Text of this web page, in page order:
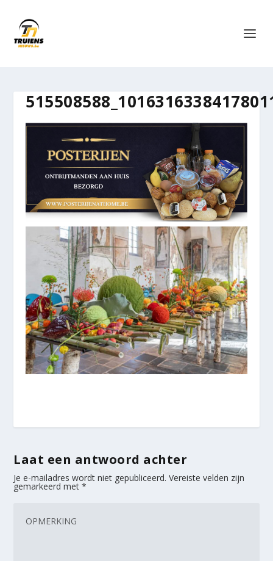
Laat een antwoord achter
Je e-mailadres wordt niet gepubliceerd. Vereiste velden zijn
gemarkeerd met*